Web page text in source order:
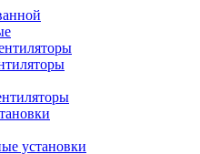
установки